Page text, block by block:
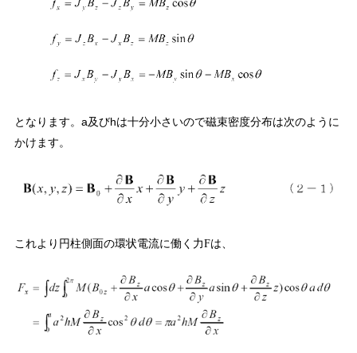
となります。a及びhは十分小さいので磁束密度分布は次のように
かけます。
これより円柱側面の環状電流に働く力Fは、